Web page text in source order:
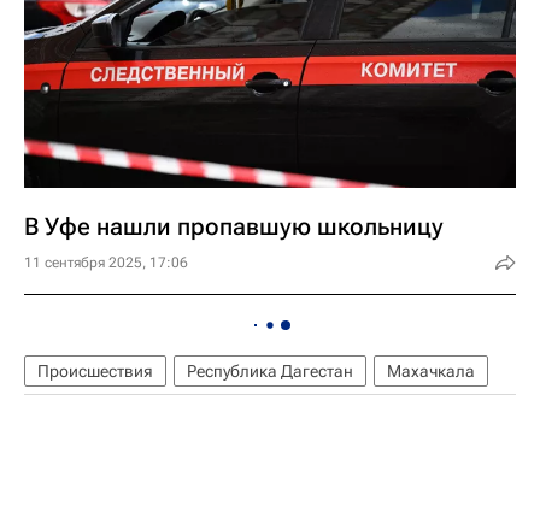
В Уфе нашли пропавшую школьницу
11 сентября 2025, 17:06
Происшествия Республика Дагестан Махачкала